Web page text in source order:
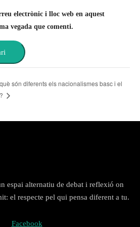
electrònic i lloc web en aquest
vegada que comenti.
són diferents els nacionalismes basc i el
espai alternatiu de debat i reflexió on
el respecte pel qui pensa diferent a tu.
Facebook